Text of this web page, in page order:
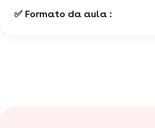
✅ Formato da aula :